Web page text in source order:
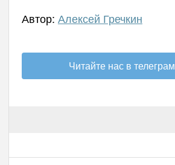
Автор: Алексей Гречкин
Читайте нас в телеграм